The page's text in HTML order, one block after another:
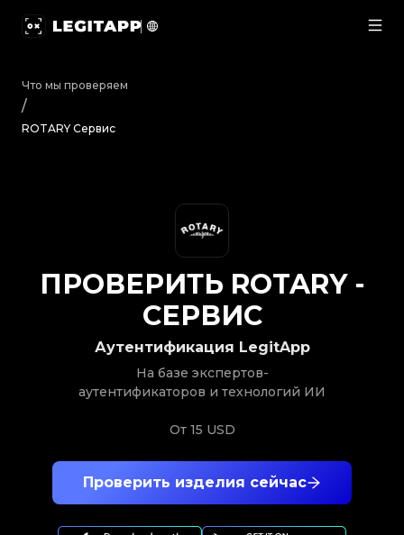
Что мы проверяем
/
ROTARY Сервис
Проверить изделия сейчас
Аутентификация LegitApp
На базе экспертов-
аутентификаторов и технологий ИИ
От 15 USD
ПРОВЕРИТЬ ROTARY-
СЕРВИС